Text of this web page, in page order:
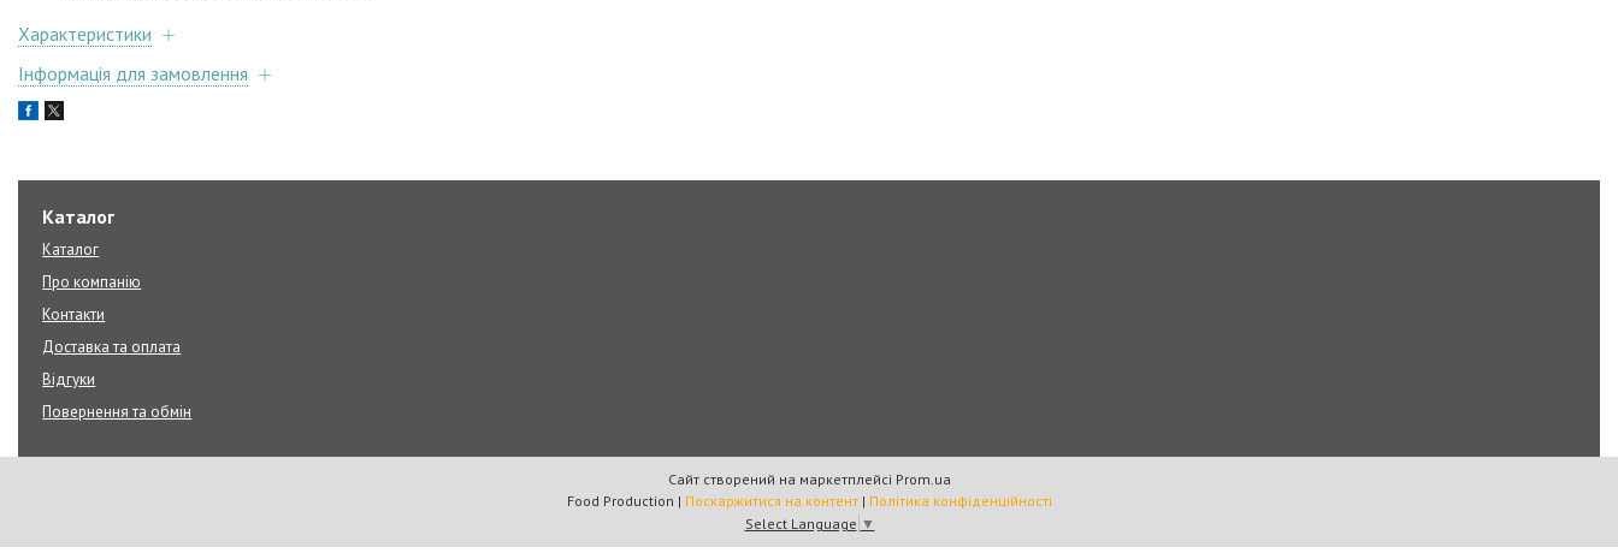
Характеристики
Інформація для замовлення
Каталог
Каталог
Про компанію
Контакти
Доставка та оплата
Відгуки
Повернення та обмін
Сайт створений на маркетплейсі Prom.ua
Food Production | Поскаржитися на контент | Політика конфіденційності
Select Language ▼